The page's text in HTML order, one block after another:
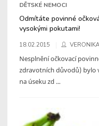
DĚTSKÉ NEMOCI
Odmítáte povinné
vysokými pokutami!
18.02.2015
Nesplnění očkovací
zdravotních důvodů) bylo
na úseku zd ...